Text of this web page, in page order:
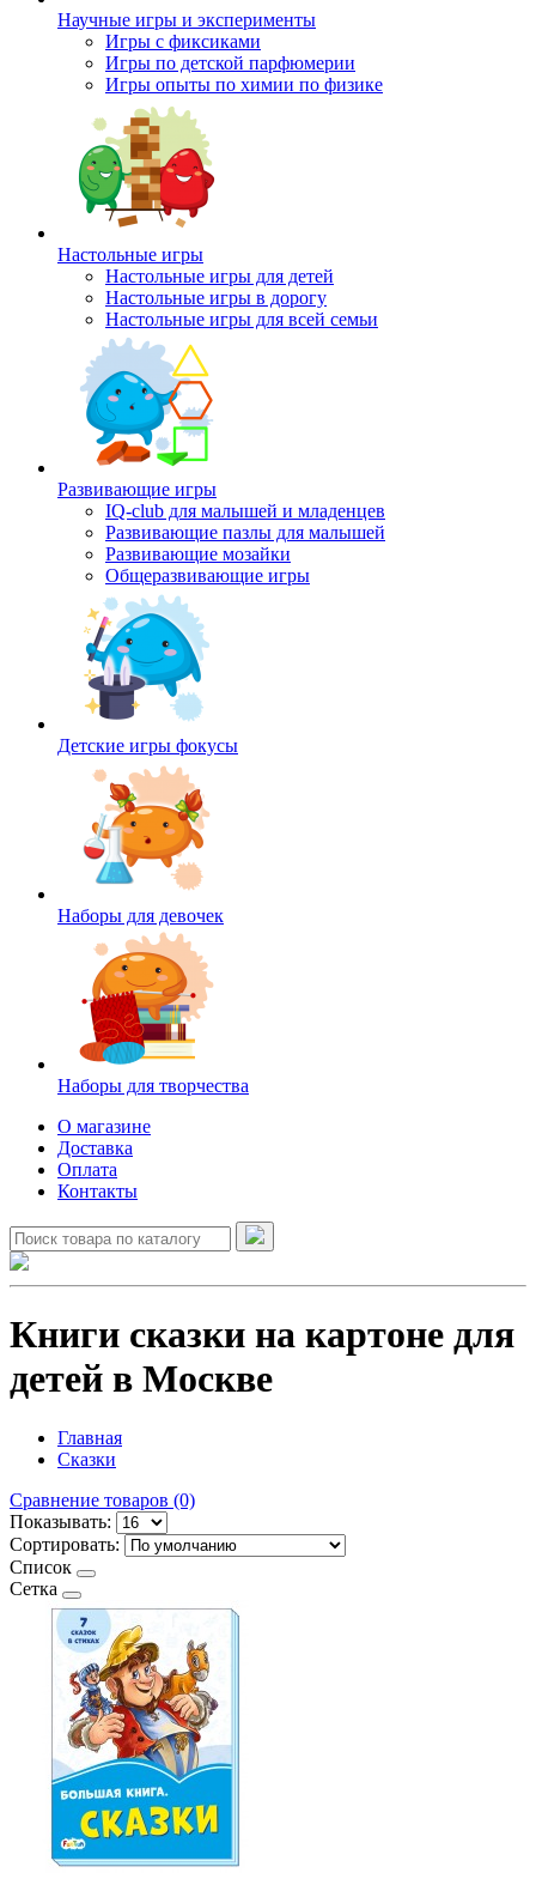
Научные игры и эксперименты
Игры с фиксиками
Игры по детской парфюмерии
Игры опыты по химии по физике
Настольные игры
Настольные игры для детей
Настольные игры в дорогу
Настольные игры для всей семьи
Развивающие игры
IQ-club для малышей и младенцев
Развивающие пазлы для малышей
Развивающие мозайки
Общеразвивающие игры
Детские игры фокусы
Наборы для девочек
Наборы для творчества
О магазине
Доставка
Оплата
Контакты
Книги сказки на картоне для
детей в Москве
Главная
Сказки
Сравнение товаров (0)
Показывать:
Сортировать:
Список
Сетка